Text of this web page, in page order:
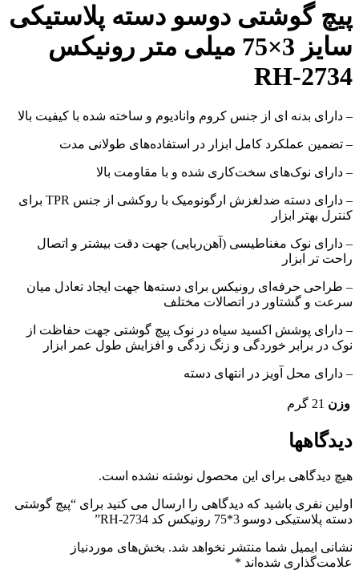
پیچ گوشتی دوسو دسته پلاستیکی
سایز 3×75 میلی متر رونیکس
RH-2734
– دارای بدنه ای از جنس کروم وانادیوم و ساخته شده با کیفیت بالا
– تضمین عملکرد کامل ابزار در استفاده‌های طولانی مدت
– دارای نوک‌های سخت‌کاری شده و با مقاومت بالا
– دارای دسته ضدلغزش ارگونومیک با روکشی از جنس TPR برای
کنترل بهتر ابزار
– دارای نوک‌ مغناطیسی (آهن‌ربایی) جهت دقت بیشتر و اتصال
راحت تر ابزار
– طراحی حرفه‌ای رونیکس برای دسته‌ها جهت ایجاد تعادل میان
سرعت و گشتاور در اتصالات مختلف
– دارای پوشش اکسید سیاه در نوک پیچ گوشتی جهت حفاظت از
نوک در برابر خوردگی و زنگ زدگی و افزایش طول عمر ابزار
– دارای محل آویز در انتهای دسته
وزن 21 گرم
دیدگاهها
هیچ دیدگاهی برای این محصول نوشته نشده است.
اولین نفری باشید که دیدگاهی را ارسال می کنید برای “پیچ گوشتی
دسته پلاستیکی دوسو 3*75 رونیکس کد RH-2734”
نشانی ایمیل شما منتشر نخواهد شد. بخش‌های موردنیاز
علامت‌گذاری شده‌اند *